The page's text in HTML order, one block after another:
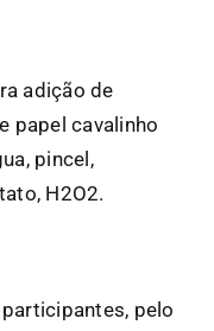
adição de
papel cavalinho
pincel,
H2O2.
pelo